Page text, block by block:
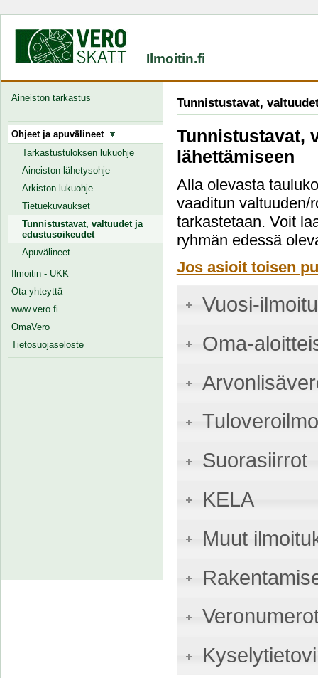
Ilmoitin.fi
Aineiston tarkastus
Ohjeet ja apuvälineet
Tarkastustuloksen lukuohje
Aineiston lähetysohje
Arkiston lukuohje
Tietuekuvaukset
Tunnistustavat, valtuudet ja
edustusoikeudet
Apuvälineet
Ilmoitin - UKK
Ota yhteyttä
www.vero.fi
OmaVero
Tietosuojaseloste
Tunnistustavat,
Tunnistustavat,
lähettämiseen
Alla olevasta
vaaditun valtuuden/
tarkastetaan. Voit
ryhmän edessä
Jos asioit toisen
Vuosi-
Oma-
Suorasiirrot
KELA
Muut